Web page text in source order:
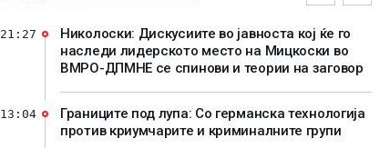
Николоски: Дискусиите во јавноста кој ќе го
наследи лидерското место на Мицкоски во
ВМРО-ДПМНЕ се спинови и теории на заговор
21:27
Границите под лупа: Со германска технологија
против криумчарите и криминалните групи
13:04